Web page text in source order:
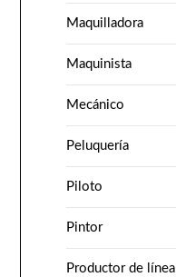
Maquilladora
Maquinista
Mecánico
Peluquería
Piloto
Pintor
Productor de línea